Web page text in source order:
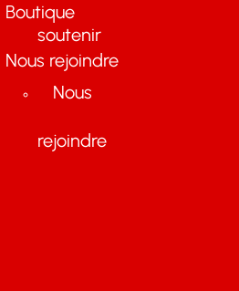
soutenir
Nous
rejoindre
Boutique
Nous rejoindre